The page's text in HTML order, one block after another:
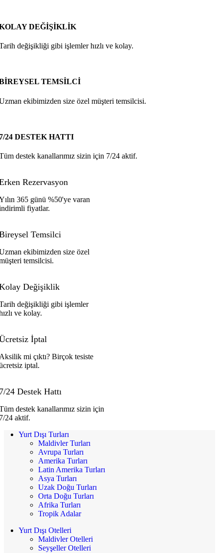
DEĞİŞİKLİK
değişikliği gibi işlemler hızlı ve kolay.
TEMSİLCİ
ekibimizden size özel müşteri temsilcisi.
24 DESTEK HATTI
destek kanallarımız sizin için 7/24 aktif.
Rezervasyon
365 günü %50'ye varan
fiyatlar.
Temsilci
ekibimizden size özel
temsilcisi.
Değişiklik
değişikliği gibi işlemler
ve kolay.
İptal
mi çıktı? Birçok tesiste
iptal.
24 Destek Hattı
destek kanallarımız sizin için
24 aktif.
Yurt Dışı Turları
Maldivler Turları
Avrupa Turları
Amerika Turları
Latin Amerika Turları
Asya Turları
Uzak Doğu Turları
Orta Doğu Turları
Afrika Turları
Tropik Adalar
Yurt Dışı Otelleri
Maldivler Otelleri
Seyşeller Otelleri